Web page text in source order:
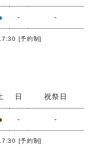
- -
[予約制]
日 祝祭日
- -
[予約制]